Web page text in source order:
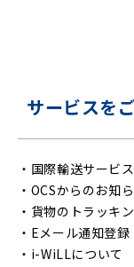
サービスを
・ 国際輸送サービス
・ OCSからのお知
・ 貨物のトラッキ
・ Eメール通知登録
・ i-WiLLについて